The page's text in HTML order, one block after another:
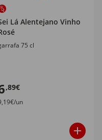
Lá Alentejano Vinho
75 cl
,89€
un